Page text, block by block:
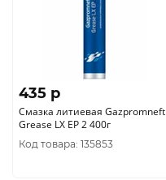
435 p
Смазка литиевая Gazpromneft
Grease LX EP 2 400г
Код товара: 135853